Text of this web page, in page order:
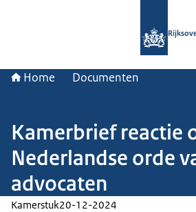
Home Documenten
Kamerbrief reactie
Nederlandse orde
advocaten
Kamerstuk20-12-2024